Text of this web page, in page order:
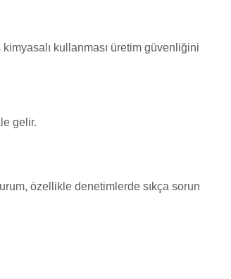
kullanması üretim güvenliğini
gelir.
özellikle denetimlerde sıkça sorun